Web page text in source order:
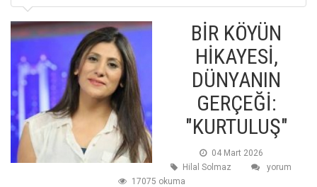
BİR KÖYÜN
HİKAYESİ,
DÜNYANIN
GERÇEĞİ:
"KURTULUŞ"
04 Mart 2026
Hilal Solmaz
yorum
17075 okuma